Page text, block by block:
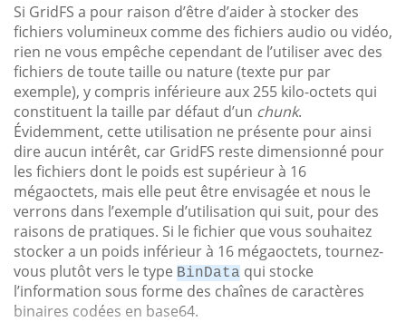
Si GridFS a pour raison d’être d’aider à stocker des
fichiers volumineux comme des fichiers audio ou vidéo,
rien ne vous empêche cependant de l’utiliser avec des
fichiers de toute taille ou nature (texte pur par
exemple), y compris inférieure aux 255 kilo-octets qui
constituent la taille par défaut d’un chunk.
Évidemment, cette utilisation ne présente pour ainsi
dire aucun intérêt, car GridFS reste dimensionné pour
les fichiers dont le poids est supérieur à 16
mégaoctets, mais elle peut être envisagée et nous le
verrons dans l’exemple d’utilisation qui suit, pour des
raisons de pratiques. Si le fichier que vous souhaitez
stocker a un poids inférieur à 16 mégaoctets, tournez-
vous plutôt vers le type BinData qui stocke
l’information sous forme des chaînes de caractères
binaires codées en base64.